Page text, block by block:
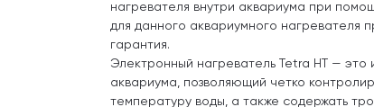
нагревателя внутри аквариума при
для данного аквариумного нагревателя
гарантия.
Электронный нагреватель Tetra HT — это
аквариума, позволяющий четко
температуру воды, а также содержать